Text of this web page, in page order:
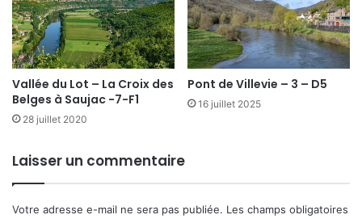
Vallée du Lot – La Croix des
Belges à Saujac -7-F1
28 juillet 2020
Pont de Villevie – 3 – D5
16 juillet 2025
Laisser un commentaire
Votre adresse e-mail ne sera pas publiée. Les champs obligatoires